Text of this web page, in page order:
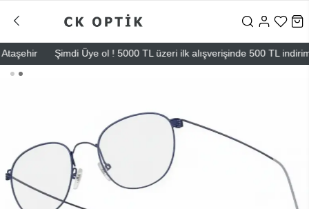
Şimdi Üye ol ! 5000 TL üzeri ilk alışverişinde 500 TL indirim